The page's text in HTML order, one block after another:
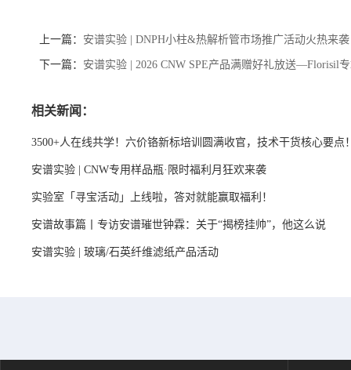
上一篇： 安谱实验 | DNPH小柱&热解析管市场推广活动火热来袭
下一篇： 安谱实验 | 2026 CNW SPE产品满赠好礼放送—Florisil
相关新闻：
3500+人在线共学！六价铬新标培训圆满收官，技术干货核心要点
安谱实验 | CNW专用样品瓶·限时福利月狂欢来袭
实验室「寻宝活动」上线啦，答对就能赢取福利！
安谱故事篇丨专访安谱璀世钟霖：关于“揭榜挂帅”，他这么说
安谱实验 | 玻璃/石英纤维滤纸产品活动